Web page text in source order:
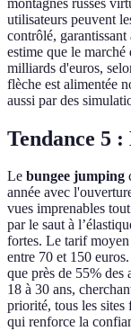
utilisateurs peuvent
contrôlé,
estime que le
milliards d'euros,
flèche est alimentée
aussi par des
Tendance 5
Le bungee jumping
année avec
vues imprenables
par le saut à
fortes. Le tarif
entre 70 et 150
que près de 55% des
18 à 30 ans,
priorité, tous les sites
qui renforce la